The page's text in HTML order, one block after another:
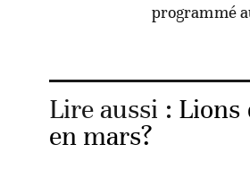
programmé
Lire aussi : Lions
en mars?